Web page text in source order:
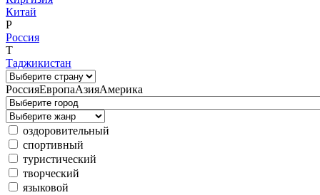
Китай
Р
Россия
Т
Таджикистан
РоссияЕвропаАзияАмерика
оздоровительный
спортивный
туристический
творческий
языковой